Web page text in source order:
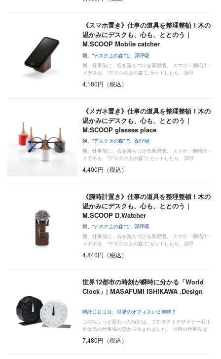
《スマホ置き》仕事の道具を整理整頓！木の
温かみにデスクも、心も、ととのう｜
M.SCOOP Mobile catcher
朝、“デスク上の森”で、深呼吸
朝、仕事前に、心を落ちつける新習慣。 スマホ・腕時計・
メガネを、“デスクの上の森”にセットしたら、深呼
4,180円（税込）
《メガネ置き》仕事の道具を整理整頓！木の
温かみにデスクも、心も、ととのう｜
M.SCOOP glasses place
朝、“デスク上の森”で、深呼吸
朝、仕事前に、心を落ちつける新習慣。 スマホ・腕時計・
メガネを、“デスクの上の森”にセットしたら、深呼
吸………
4,400円（税込）
《腕時計置き》仕事の道具を整理整頓！木の
温かみにデスクも、心も、ととのう｜
M.SCOOP D.Watcher
朝、“デスク上の森”で、深呼吸
朝、仕事前に、心を落ちつける新習慣。 スマホ・腕時計・
メガネを、“デスクの上の森”にセットしたら、深呼
吸………
4,840円（税込）
世界12都市の時刻が瞬時に分かる「World
Clock」| MASAFUMI ISHIKAWA .Design
時計コロコロ、世界のオフィスいま何時？
このちょっと変わった時計は、プロダクトデザイナー石川
雅文氏の仕事場の壁から生まれました。 当時の仕事先は
7,480円（税込）